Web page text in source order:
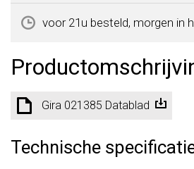
voor 21u besteld, morgen in
Gira 021385 Datablad
Technische